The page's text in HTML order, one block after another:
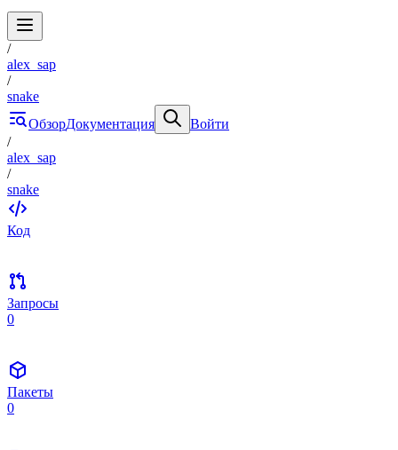
/
alex_sap
/
snake
ОбзорДокументация
Войти
/
alex_sap
/
snake
Код
Запросы
0
Пакеты
0